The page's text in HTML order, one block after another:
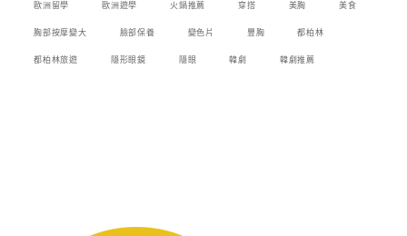
歐洲留學 歐洲遊學 火鍋推薦 穿搭 美胸 美食
胸部按摩變大 臉部保養 變色片 豐胸 都柏林
都柏林旅遊 隱形眼鏡 隱眼 韓劇 韓劇推薦